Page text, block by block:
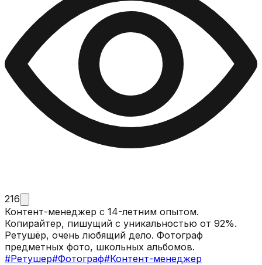
216
Контент-менеджер с 14-летним опытом.
Копирайтер, пишущий с уникальностью от 92%.
Ретушёр, очень любящий дело. Фотограф
предметных фото, школьных альбомов.
#Ретушер#Фотограф#Контент-менеджер